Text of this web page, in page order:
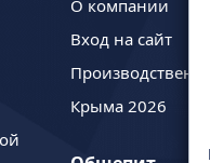
О компании
Вход на сайт
Крыма 2026